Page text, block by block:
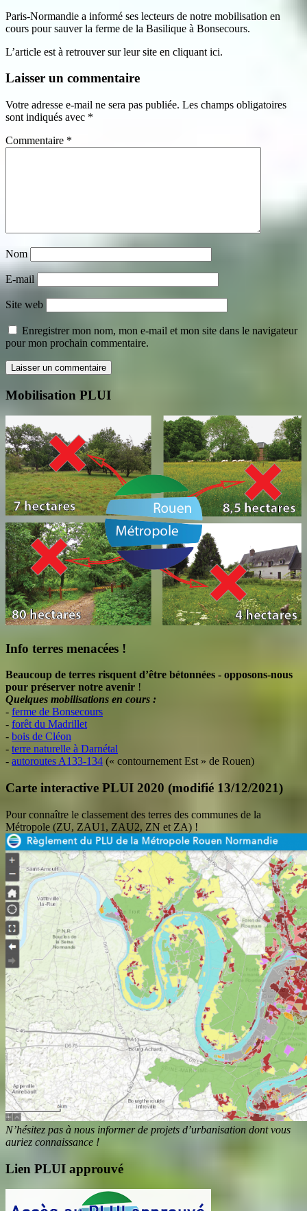
Paris-Normandie a informé ses lecteurs de notre mobilisation en
cours pour sauver la ferme de la Basilique à Bonsecours.
L’article est à retrouver sur leur site en cliquant ici.
Laisser un commentaire
Votre adresse e-mail ne sera pas publiée. Les champs obligatoires
sont indiqués avec *
Commentaire *
Nom
E-mail
Site web
Enregistrer mon nom, mon e-mail et mon site dans le navigateur
pour mon prochain commentaire.
Mobilisation PLUI
Info terres menacées !
Beaucoup de terres risquent d’être bétonnées - opposons-nous
pour préserver notre avenir !
Quelques mobilisations en cours :
- ferme de Bonsecours
- forêt du Madrillet
- bois de Cléon
- terre naturelle à Darnétal
- autoroutes A133-134 (« contournement Est » de Rouen)
Carte interactive PLUI 2020 (modifié 13/12/2021)
Pour connaître le classement des terres des communes de la
Métropole (ZU, ZAU1, ZAU2, ZN et ZA) !
N’hésitez pas à nous informer de projets d’urbanisation dont vous
auriez connaissance !
Lien PLUI approuvé